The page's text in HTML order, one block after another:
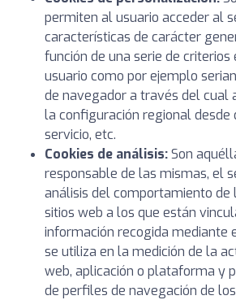
permiten al usuario acceder al
características de carácter
función de una serie de
usuario como por ejemplo
de navegador a través del cual
la configuración regional desde
servicio, etc.
Cookies de análisis:Son
responsable de las mismas, el
análisis del comportamiento de
sitios web a los que están
información recogida mediante
se utiliza en la medición de la
web, aplicación o plataforma y
de perfiles de navegación de